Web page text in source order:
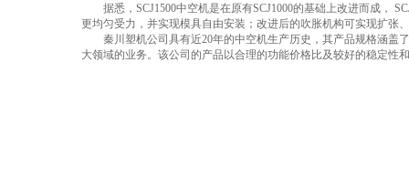
据悉，SCJ1500中空机是在原有SCJ1000的基础上改进而成，
更均匀受力，并实现模具自由安装；改进后的吹胀机构可实现扩张
秦川塑机公司具有近20年的中空机生产历史，其产品规格涵盖了
大领域的业务。该公司的产品以合理的功能价格比及较好的稳定性